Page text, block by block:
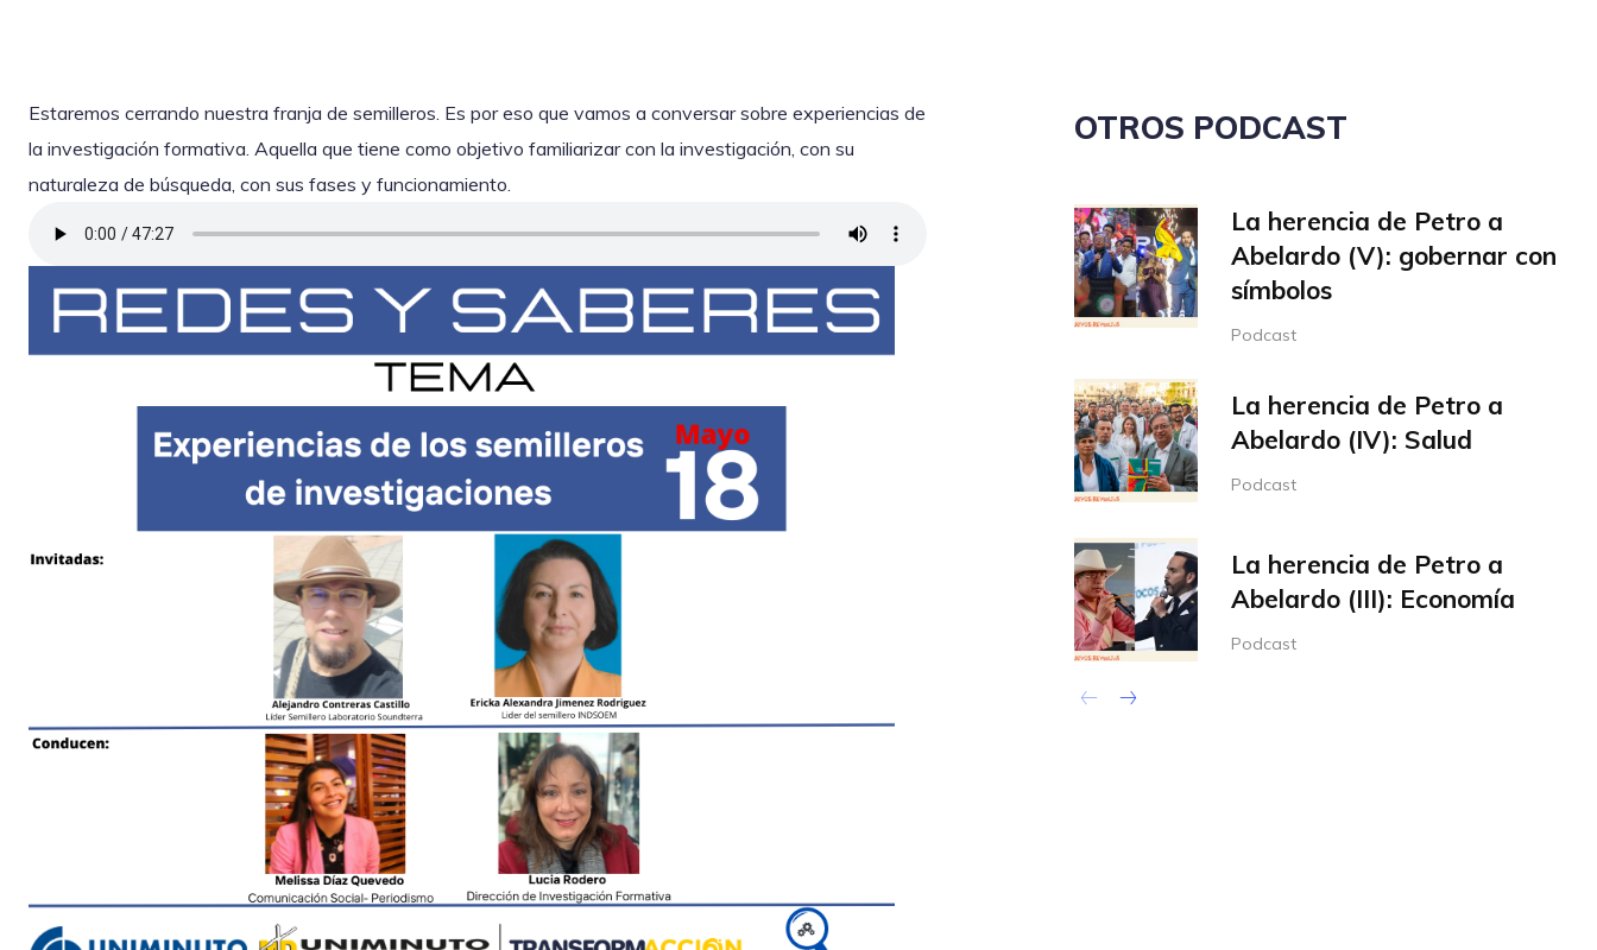
Estaremos cerrando nuestra franja de semilleros. Es por eso que vamos a conversar sobre experiencias de
la investigación formativa. Aquella que tiene como objetivo familiarizar con la investigación, con su
naturaleza de búsqueda, con sus fases y funcionamiento.
OTROS PODCAST
La herencia de Petro a
Abelardo (V): gobernar con
símbolos
Podcast
La herencia de Petro a
Abelardo (IV): Salud
Podcast
La herencia de Petro a
Abelardo (III): Economía
Podcast